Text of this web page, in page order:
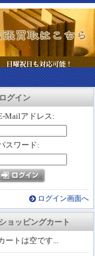
を見る
ログイン
Mailアドレス:
スワード:
ログイン画面へ
ショッピングカート
ートは空です...